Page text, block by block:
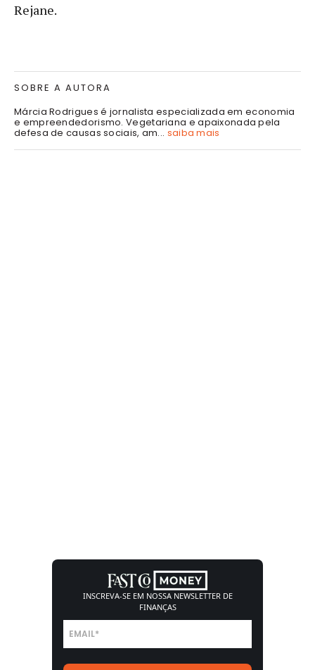
Rejane.
SOBRE A AUTORA
Márcia Rodrigues é jornalista especializada em economia
e empreendedorismo. Vegetariana e apaixonada pela
defesa de causas sociais, am... saiba mais
INSCREVA-SE EM NOSSA NEWSLETTER DE
FINANÇAS